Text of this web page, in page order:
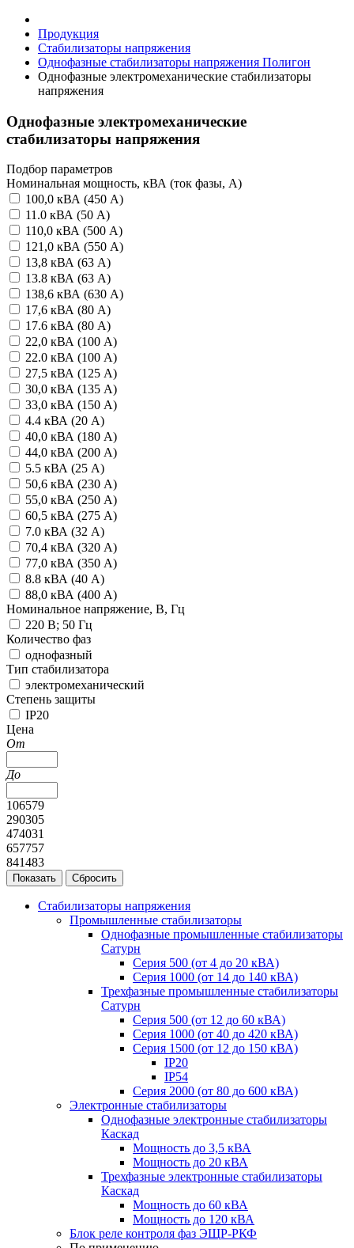
Продукция
Стабилизаторы напряжения
Однофазные стабилизаторы напряжения Полигон
Однофазные электромеханические стабилизаторы
напряжения
Однофазные электромеханические
стабилизаторы напряжения
Подбор параметров
Номинальная мощность, кВА (ток фазы, А)
100,0 кВА (450 А)
11.0 кВА (50 А)
110,0 кВА (500 А)
121,0 кВА (550 А)
13,8 кВА (63 А)
13.8 кВА (63 А)
138,6 кВА (630 А)
17,6 кВА (80 А)
17.6 кВА (80 А)
22,0 кВА (100 А)
22.0 кВА (100 А)
27,5 кВА (125 А)
30,0 кВА (135 А)
33,0 кВА (150 А)
4.4 кВА (20 А)
40,0 кВА (180 А)
44,0 кВА (200 А)
5.5 кВА (25 А)
50,6 кВА (230 А)
55,0 кВА (250 А)
60,5 кВА (275 А)
7.0 кВА (32 А)
70,4 кВА (320 А)
77,0 кВА (350 А)
8.8 кВА (40 А)
88,0 кВА (400 А)
Номинальное напряжение, В, Гц
220 В; 50 Гц
Количество фаз
однофазный
Тип стабилизатора
электромеханический
Степень защиты
IP20
Цена
От
До
106579
290305
474031
657757
841483
Стабилизаторы напряжения
Промышленные стабилизаторы
Однофазные промышленные стабилизаторы
Сатурн
Серия 500 (от 4 до 20 кВА)
Серия 1000 (от 14 до 140 кВА)
Трехфазные промышленные стабилизаторы
Сатурн
Cерия 500 (от 12 до 60 кВА)
Серия 1000 (от 40 до 420 кВА)
Серия 1500 (от 12 до 150 кВА)
IP20
IP54
Серия 2000 (от 80 до 600 кВА)
Электронные стабилизаторы
Однофазные электронные стабилизаторы
Каскад
Мощность до 3,5 кВА
Мощность до 20 кВА
Трехфазные электронные стабилизаторы
Каскад
Мощность до 60 кВА
Мощность до 120 кВА
Блок реле контроля фаз ЭЩР-РКФ